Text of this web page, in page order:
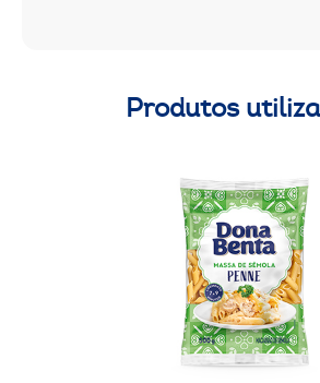
Produtos